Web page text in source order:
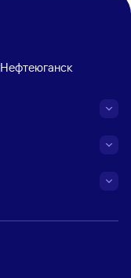
Нефтеюганск